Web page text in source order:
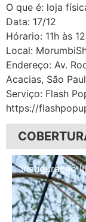
O que é: loja
Data: 17/12
Hórario: 11h às
Local:
Endereço: Av.
Acacias, São
Serviço: Flash
https://
Inauguração